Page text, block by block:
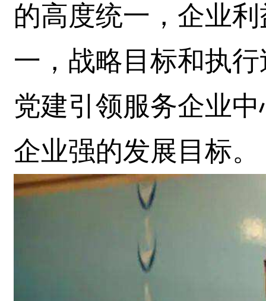
的高度统一，企业
一，战略目标和执
党建引领服务企业
企业强的发展目标。